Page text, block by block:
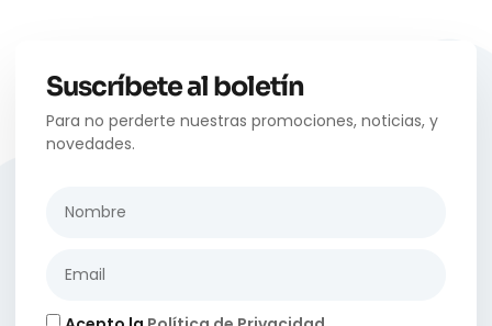
Suscríbete al boletín
Para no perderte nuestras promociones, noticias, y
novedades.